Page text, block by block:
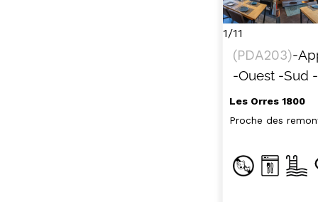
1/11
(PDA203)-
-Ouest -Sud
Les Orres 1800
Proche des